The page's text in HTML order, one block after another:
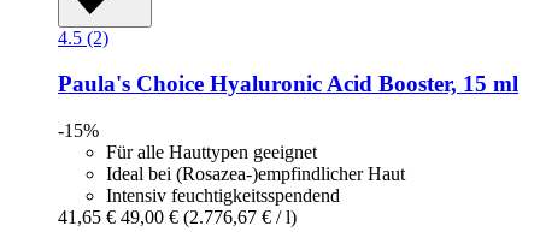
4.5 (2)
Paula's Choice Hyaluronic Acid Booster, 15 ml
-15%
Für alle Hauttypen geeignet
Ideal bei (Rosazea-)empfindlicher Haut
Intensiv feuchtigkeitsspendend
41,65 € 49,00 € (2.776,67 € / l)